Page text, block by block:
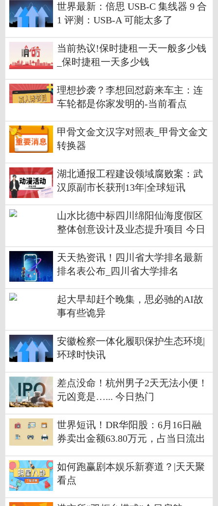
世界最新：倍思 USB-C 集线器 9 合
1 评测：USB-A 可能太多了
当前热议!保时捷租一天一般多少钱
_保时捷租一天多少钱
理想抄袭？李想回怼蔚来车主：连
车轮都是你家发明的-当前看点
甲骨文金文汉字对照表_甲骨文金文
转换器
湖北通报工程建设领域腐败案：武
汉原副市长获刑13年|全球短讯
山水比德中标四川绵阳仙海度假区
整体创意设计及业态提升项目 今日
天天热资讯！四川省大学排名最新
排名表公布_四川省大学排名
起大早却赶个晚集，思必驰的AI故
事有些诡异
安徽检察一体化履职保护生态环境|
环球时快讯
差点没命！杭州男子2天无法小便！
元凶竟是…... 今日热门
世界短讯！DR华阳股：6月16日融
券卖出金额63.80万元，占当日流出
如何跑赢剧本娱乐新赛道？|天天聚
看点